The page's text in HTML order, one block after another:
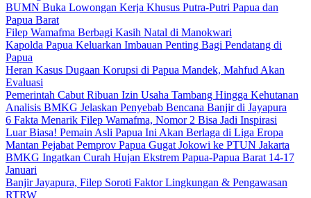
BUMN Buka Lowongan Kerja Khusus Putra-Putri Papua dan
Papua Barat
Filep Wamafma Berbagi Kasih Natal di Manokwari
Kapolda Papua Keluarkan Imbauan Penting Bagi Pendatang di
Papua
Heran Kasus Dugaan Korupsi di Papua Mandek, Mahfud Akan
Evaluasi
Pemerintah Cabut Ribuan Izin Usaha Tambang Hingga Kehutanan
Analisis BMKG Jelaskan Penyebab Bencana Banjir di Jayapura
6 Fakta Menarik Filep Wamafma, Nomor 2 Bisa Jadi Inspirasi
Luar Biasa! Pemain Asli Papua Ini Akan Berlaga di Liga Eropa
Mantan Pejabat Pemprov Papua Gugat Jokowi ke PTUN Jakarta
BMKG Ingatkan Curah Hujan Ekstrem Papua-Papua Barat 14-17
Januari
Banjir Jayapura, Filep Soroti Faktor Lingkungan & Pengawasan
RTRW